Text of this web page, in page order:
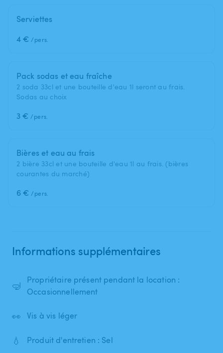
Serviettes
4 € /pers.
Pack sodas et eau fraîche
2 soda 33cl et une bouteille d'eau 1l seront au frais.
Sodas au choix
3 € /pers.
Bières et eau au frais
2 bière 33cl et une bouteille d'eau 1l au frais. (bières
courantes du marché)
6 € /pers.
Informations supplémentaires
🤿
Propriétaire présent pendant la location :
Occasionnellement
👀 Vis à vis léger
💧 Produit d'entretien : Sel